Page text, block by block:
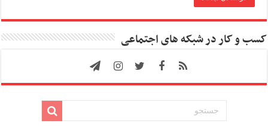
کسب و کار در شبکه های اجتماعی